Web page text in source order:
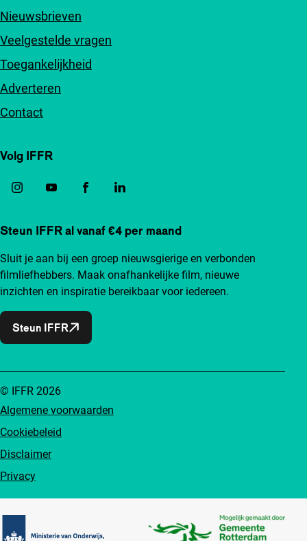
Nieuwsbrieven
Veelgestelde vragen
Toegankelijkheid
Adverteren
Contact
Volg IFFR
Steun IFFR al vanaf €4 per maand
Sluit je aan bij een groep nieuwsgierige en verbonden
filmliefhebbers. Maak onafhankelijke film, nieuwe
inzichten en inspiratie bereikbaar voor iedereen.
Steun IFFR
Algemene voorwaarden
Cookiebeleid
Disclaimer
Privacy
© IFFR 2026